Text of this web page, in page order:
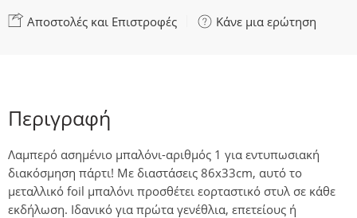
Αποστολές και Επιστροφές Κάνε μια ερώτηση
Περιγραφή
Λαμπερό ασημένιο μπαλόνι-αριθμός 1 για εντυπωσιακή
διακόσμηση πάρτι! Με διαστάσεις 86x33cm, αυτό το
μεταλλικό foil μπαλόνι προσθέτει εορταστικό στυλ σε κάθε
εκδήλωση. Ιδανικό για πρώτα γενέθλια, επετείους ή